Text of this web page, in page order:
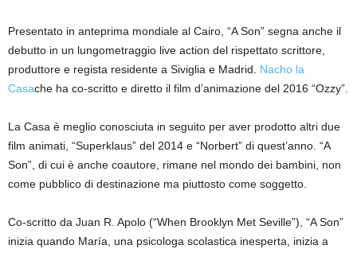
Presentato in anteprima mondiale al Cairo, “A Son” segna anche il
debutto in un lungometraggio live action del rispettato scrittore,
produttore e regista residente a Siviglia e Madrid. Nacho la
Casache ha co-scritto e diretto il film d’animazione del 2016 “Ozzy”.
La Casa è meglio conosciuta in seguito per aver prodotto altri due
film animati, “Superklaus” del 2014 e “Norbert” di quest’anno. “A
Son”, di cui è anche coautore, rimane nel mondo dei bambini, non
come pubblico di destinazione ma piuttosto come soggetto.
Co-scritto da Juan R. Apolo (“When Brooklyn Met Seville”), “A Son”
inizia quando María, una psicologa scolastica inesperta, inizia a